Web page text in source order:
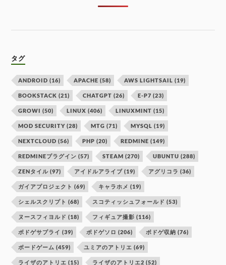
タグ
ANDROID (16) APACHE (58) AWS LIGHTSAIL (19)
BOOKSTACK (21) CHATGPT (26) E-P7 (23)
GROWI (50) LINUX (406) LINUXMINT (15)
MOD SECURITY (28) MTG (71) MYSQL (19)
NEXTCLOUD (56) PHP (20) REDMINE (149)
REDMINEプラグイン (57) STEAM (270) UBUNTU (288)
ZENタイル (97) アイドルアライブ (19) アグリコラ (36)
ガイアプロジェクト (69) キャラホメ (19)
シェルスクリプト (68) スコティッシュフォールド (53)
ヌースフィヨルド (18) フィギュア撮影 (116)
ボドゲサプライ (39) ボドゲソロ (206) ボドゲ収納 (76)
ボードゲーム (459) ユミアのアトリエ (69)
ライザのアトリエ (15) ライザのアトリエ2 (52)